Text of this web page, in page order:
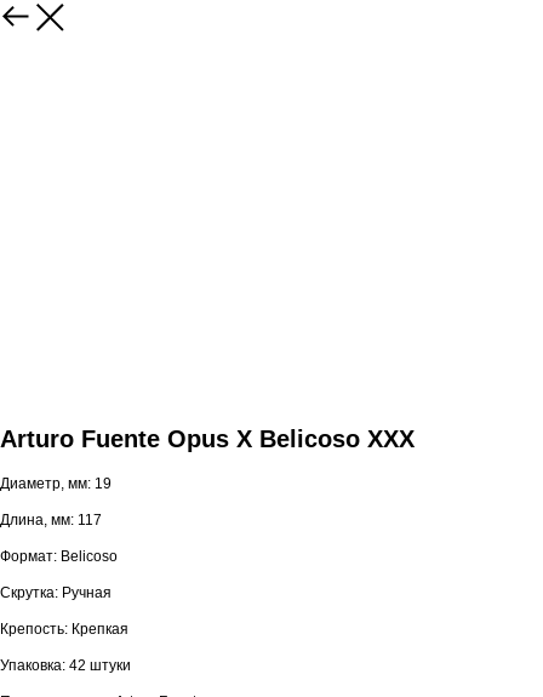
Arturo Fuente Opus X Belicoso XXX
Диаметр, мм: 19
Длина, мм: 117
Формат: Belicoso
Скрутка: Ручная
Крепость: Крепкая
Упаковка: 42 штуки